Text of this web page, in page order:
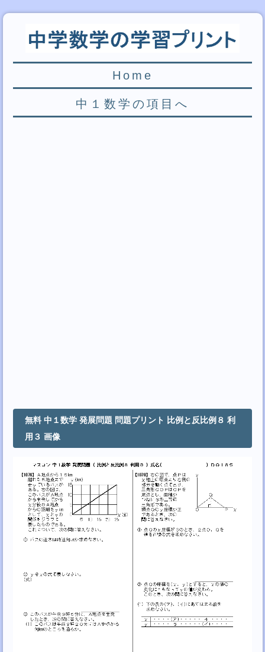
Home
中１数学の項目へ
無料 中１数学 発展問題 問題プリント 比例と反比例８ 利
用３ 画像